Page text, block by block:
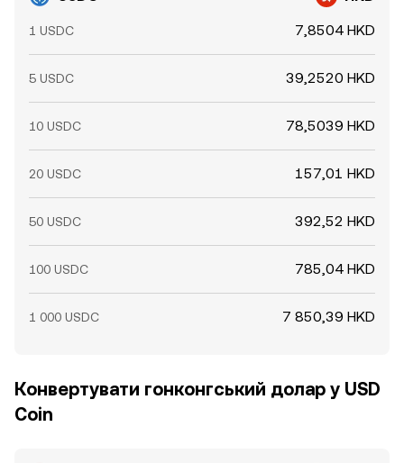
1 USDC 7,8504 HKD
5 USDC 39,2520 HKD
10 USDC 78,5039 HKD
20 USDC 157,01 HKD
50 USDC 392,52 HKD
100 USDC 785,04 HKD
1 000 USDC 7 850,39 HKD
Конвертувати гонконгський долар у USD
Coin